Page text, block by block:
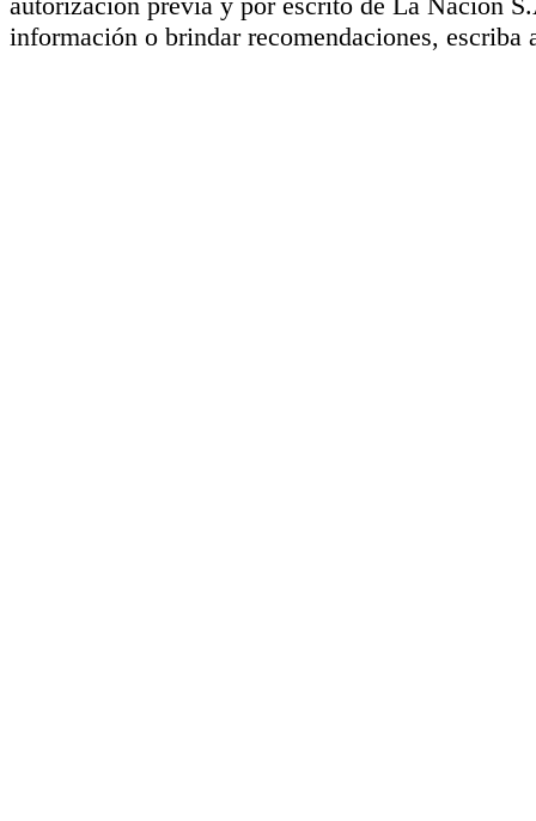
información o brindar recomendaciones, escriba